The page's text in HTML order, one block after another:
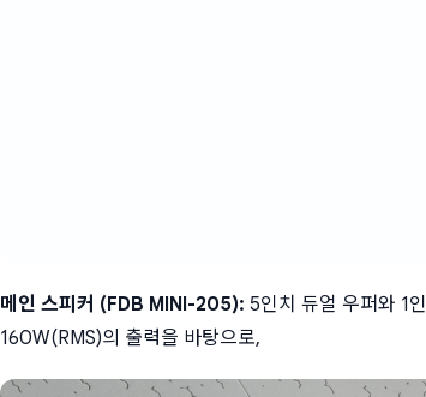
메인 스피커 (FDB MINI-205): 5인치 듀얼 우퍼와 1
160W(RMS)의 출력을 바탕으로,